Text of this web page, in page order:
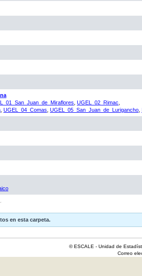
UGEL_02_Rimac
UGEL_04_Comas UGEL_05_San_Juan_de_Lurigancho
en esta carpeta.
© ESCALE - Unidad de
Correo